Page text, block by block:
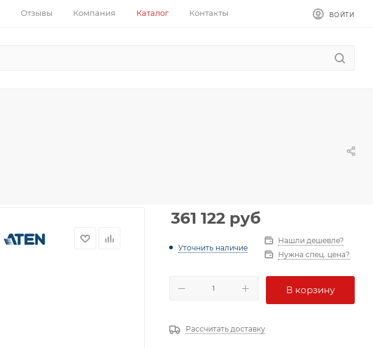
Отзывы Компания Каталог Контакты ВОЙТИ
361 122 руб
Уточнить наличие
Нашли дешевле?
Нужна спец. цена?
В корзину
Рассчитать доставку